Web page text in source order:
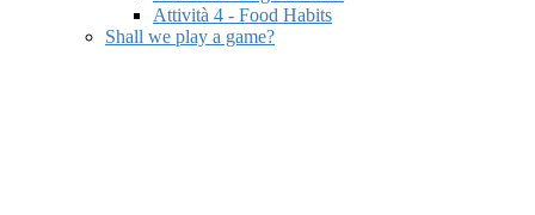
Attività 4 - Food Habits
Shall we play a game?